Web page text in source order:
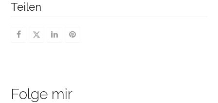
Teilen
Folge mir